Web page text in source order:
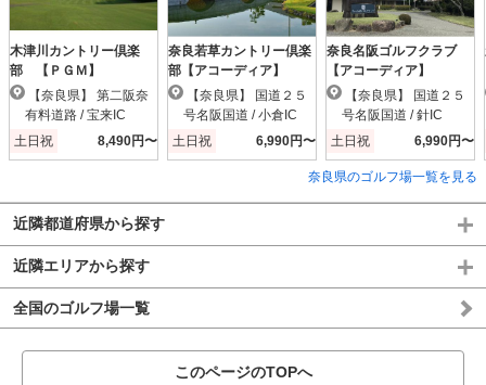
木津川カントリー倶楽
部 【ＰＧＭ】
有料道路 / 宝来IC
土日祝
8,490円〜
奈良若草カントリー倶楽
部【アコーディア】
号名阪国道 / 小倉IC
土日祝
6,990円〜
奈良名阪ゴルフクラブ
【アコーディア】
号名阪国道 / 針IC
土日祝
6,990円〜
奈良県のゴルフ場一覧を見る
近隣都道府県から探す
近隣エリアから探す
全国のゴルフ場一覧
このページのTOPへ